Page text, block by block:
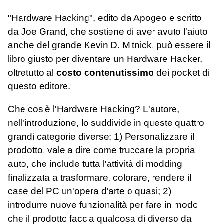
"Hardware Hacking", edito da Apogeo e scritto
da Joe Grand, che sostiene di aver avuto l'aiuto
anche del grande Kevin D. Mitnick, può essere il
libro giusto per diventare un Hardware Hacker,
oltretutto al costo contenutissimo dei pocket di
questo editore.
Che cos'è l'Hardware Hacking? L'autore,
nell'introduzione, lo suddivide in queste quattro
grandi categorie diverse: 1) Personalizzare il
prodotto, vale a dire come truccare la propria
auto, che include tutta l'attività di modding
finalizzata a trasformare, colorare, rendere il
case del PC un'opera d'arte o quasi; 2)
introdurre nuove funzionalità per fare in modo
che il prodotto faccia qualcosa di diverso da